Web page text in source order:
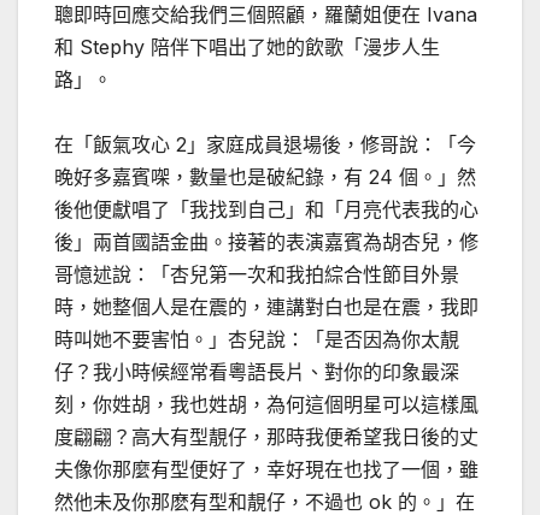
聰即時回應交給我們三個照顧，羅蘭姐便在 Ivana
和 Stephy 陪伴下唱出了她的飲歌「漫步人生
路」。
在「飯氣攻心 2」家庭成員退場後，修哥說：「今
晚好多嘉賓㗎，數量也是破紀錄，有 24 個。」然
後他便獻唱了「我找到自己」和「月亮代表我的心
後」兩首國語金曲。接著的表演嘉賓為胡杏兒，修
哥憶述說：「杏兒第一次和我拍綜合性節目外景
時，她整個人是在震的，連講對白也是在震，我即
時叫她不要害怕。」杏兒說：「是否因為你太靚
仔？我小時候經常看粵語長片、對你的印象最深
刻，你姓胡，我也姓胡，為何這個明星可以這樣風
度翩翩？高大有型靚仔，那時我便希望我日後的丈
夫像你那麼有型便好了，幸好現在也找了一個，雖
然他未及你那麽有型和靚仔，不過也 ok 的。」在